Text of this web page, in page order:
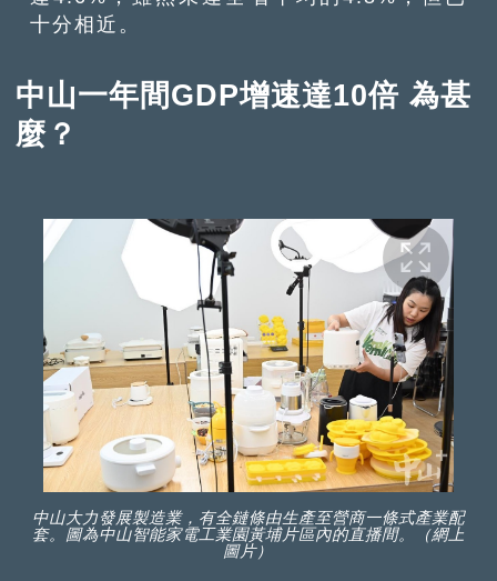
十分相近。
中山一年間GDP增速達10倍 為甚
麼？
中山大力發展製造業，有全鏈條由生產至營商一條式產業配
套。圖為中山智能家電工業園黃埔片區內的直播間。（網上
圖片）